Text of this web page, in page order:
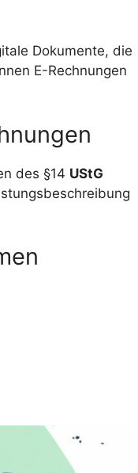
Dokumente, die
E-Rechnungen
des §14 UStG